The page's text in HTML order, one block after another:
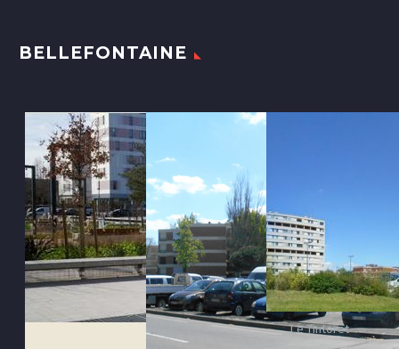
BELLEFONTAINE
Le Tintoret